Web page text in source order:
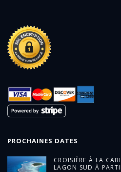
PROCHAINES DATES
CROISIÈRE À LA
LAGON SUD À